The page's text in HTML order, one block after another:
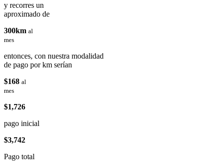
y recorres un
aproximado de
300km al
mes
entonces, con nuestra modalidad
de pago por km serían
$168 al
mes
$1,726
pago inicial
$3,742
Pago total